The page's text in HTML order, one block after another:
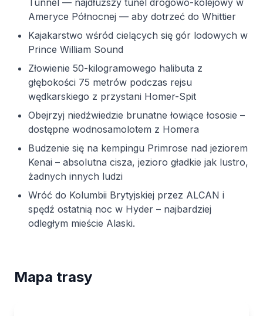
Tunnel — najdłuższy tunel drogowo-kolejowy w
Ameryce Północnej — aby dotrzeć do Whittier
Kajakarstwo wśród cielących się gór lodowych w
Prince William Sound
Złowienie 50-kilogramowego halibuta z
głębokości 75 metrów podczas rejsu
wędkarskiego z przystani Homer-Spit
Obejrzyj niedźwiedzie brunatne łowiące łososie –
dostępne wodnosamolotem z Homera
Budzenie się na kempingu Primrose nad jeziorem
Kenai – absolutna cisza, jezioro gładkie jak lustro,
żadnych innych ludzi
Wróć do Kolumbii Brytyjskiej przez ALCAN i
spędź ostatnią noc w Hyder – najbardziej
odległym mieście Alaski.
Mapa trasy